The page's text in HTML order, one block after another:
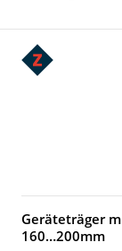
Geräteträger
160…200mm